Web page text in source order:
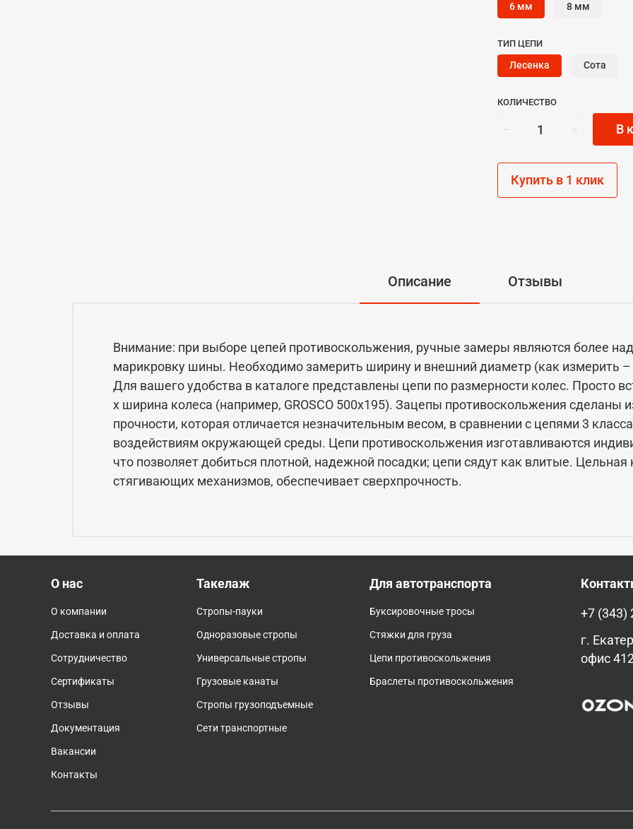
КОЛИЧЕСТВО
В
Купить в 1 клик
6 мм 8 мм
ТИП ЦЕПИ
Лесенка Сота
Описание Отзывы
Внимание: при выборе цепей противоскольжения, ручные замеры являются более
марикровку шины. Необходимо замерить ширину и внешний диаметр (как измерить
Для вашего удобства в каталоге представлены цепи по размерности колес. Просто
x ширина колеса (например, GROSCO 500x195). Зацепы противоскольжения сделаны
прочности, которая отличается незначительным весом, в сравнении с цепями 3
воздействиям окружающей среды. Цепи противоскольжения изготавливаются
что позволяет добиться плотной, надежной посадки; цепи сядут как влитые. Цельная
стягивающих механизмов, обеспечивает сверхпрочность.
О нас
О компании
Доставка и оплата
Сотрудничество
Сертификаты
Отзывы
Документация
Вакансии
Контакты
Такелаж
Стропы-пауки
Одноразовые стропы
Универсальные стропы
Грузовые канаты
Cтропы грузоподъемные
Сети транспортные
Для автотранспорта
Буксировочные тросы
Стяжки для груза
Цепи противоскольжения
Браслеты противоскольжения
+7 (343)
г.
офис